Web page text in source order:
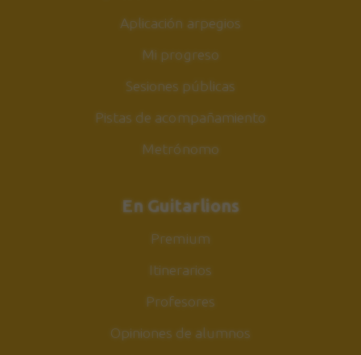
Aplicación arpegios
Mi progreso
Sesiones públicas
Pistas de acompañamiento
Metrónomo
En Guitarlions
Premium
Itinerarios
Profesores
Opiniones de alumnos